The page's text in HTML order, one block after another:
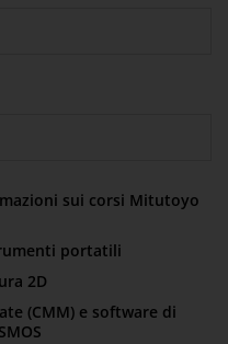
sui corsi Mitutoyo
portatili
2D
(CMM) e software di